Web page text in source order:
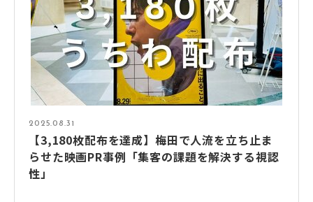
2025.08.31
【3,180枚配布を達成】梅田で人流を立ち止ま
らせた映画PR事例「集客の課題を解決する視認
性」